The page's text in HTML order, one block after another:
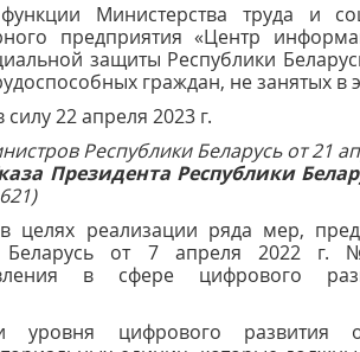
Министерства труда и
предприятия «Центр
защиты Республики
граждан, не занятых в
22 апреля 2023 г.
Республики Беларусь от 21
Президента Республики
целях реализации ряда мер,
Беларусь от 7 апреля 2022
в сфере цифрового
уровня цифрового развития